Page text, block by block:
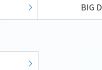
BIG